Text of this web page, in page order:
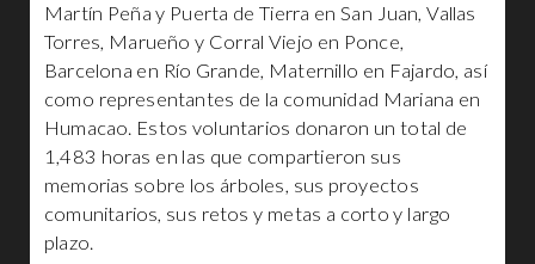
Martín Peña y Puerta de Tierra en San Juan, Vallas
Torres, Marueño y Corral Viejo en Ponce,
Barcelona en Río Grande, Maternillo en Fajardo, así
como representantes de la comunidad Mariana en
Humacao. Estos voluntarios donaron un total de
1,483 horas en las que compartieron sus
memorias sobre los árboles, sus proyectos
comunitarios, sus retos y metas a corto y largo
plazo.